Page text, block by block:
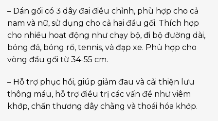
– Dán gối có 3 dây đai điều chỉnh, phù hợp cho cả
nam và nữ, sử dụng cho cả hai đầu gối. Thích hợp
cho nhiều hoạt động như chạy bộ, đi bộ đường dài,
bóng đá, bóng rổ, tennis, và đạp xe. Phù hợp cho
vòng đầu gối từ 34-55 cm.
– Hỗ trợ phục hồi, giúp giảm đau và cải thiện lưu
thông máu, hỗ trợ điều trị các vấn đề như viêm
khớp, chấn thương dây chằng và thoái hóa khớp.